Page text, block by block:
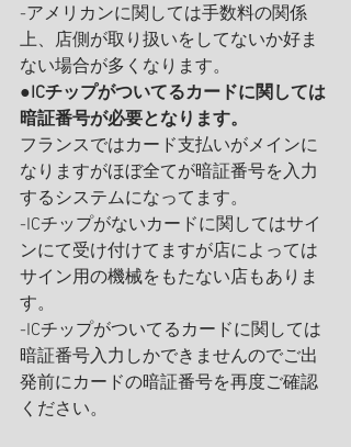
-アメリカンに関しては手数料の関係
上、店側が取り扱いをしてないか好ま
ない場合が多くなります。
●ICチップがついてるカードに関しては
暗証番号が必要となります。
フランスではカード支払いがメインに
なりますがほぼ全てが暗証番号を入力
するシステムになってます。
-ICチップがないカードに関してはサイ
ンにて受け付けてますが店によっては
サイン用の機械をもたない店もありま
す。
-ICチップがついてるカードに関しては
暗証番号入力しかできませんのでご出
発前にカードの暗証番号を再度ご確認
ください。